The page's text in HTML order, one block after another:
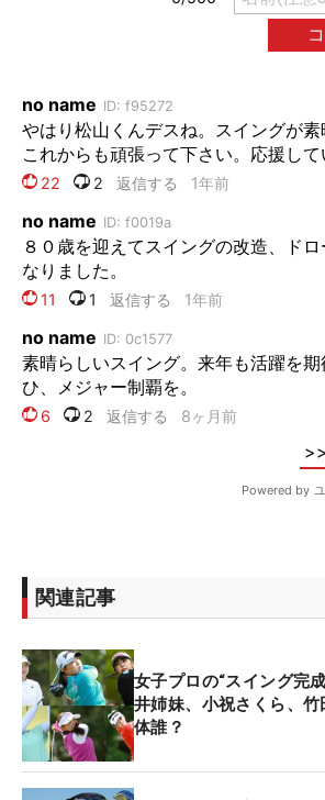
関連記事
女子プロの“スイング完
井姉妹、小祝さくら、
体誰？